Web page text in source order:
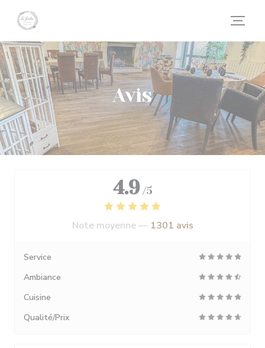
Avis
4.9 /5
Note moyenne — 1301 avis
Service
Ambiance
Cuisine
Qualité/Prix